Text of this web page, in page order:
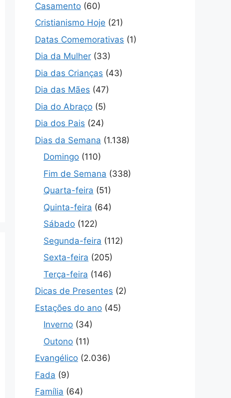
Casamento (60)
Cristianismo Hoje (21)
Datas Comemorativas (1)
Dia da Mulher (33)
Dia das Crianças (43)
Dia das Mães (47)
Dia do Abraço (5)
Dia dos Pais (24)
Dias da Semana (1.138)
Domingo (110)
Fim de Semana (338)
Quarta-feira (51)
Quinta-feira (64)
Sábado (122)
Segunda-feira (112)
Sexta-feira (205)
Terça-feira (146)
Dicas de Presentes (2)
Estações do ano (45)
Inverno (34)
Outono (11)
Evangélico (2.036)
Fada (9)
Família (64)